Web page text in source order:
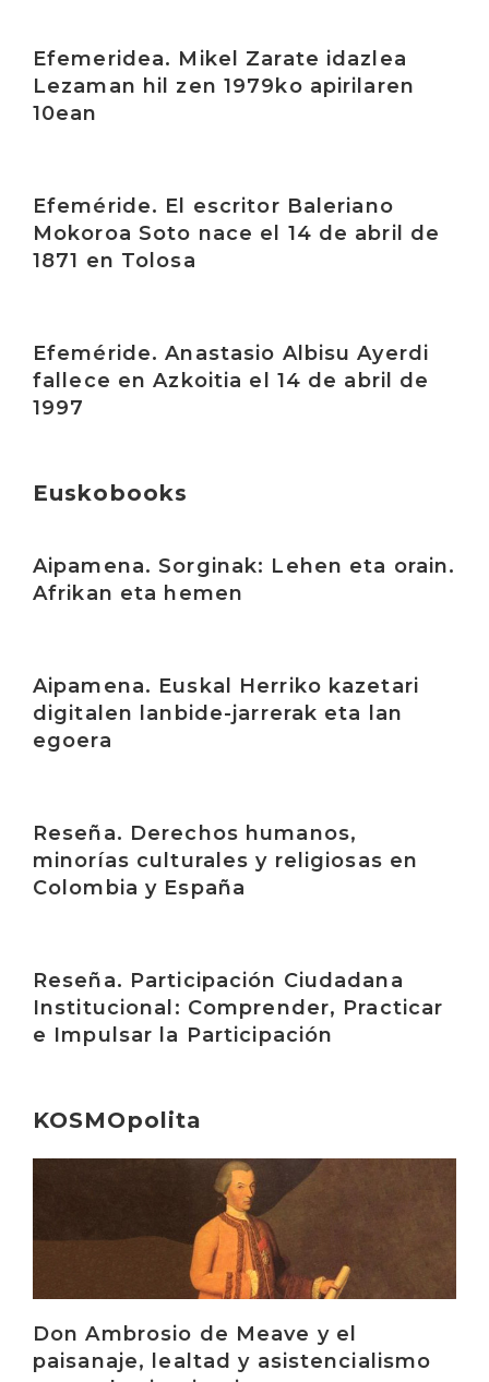
Efemeridea. Mikel Zarate idazlea
Lezaman hil zen 1979ko apirilaren
10ean
Efeméride. El escritor Baleriano
Mokoroa Soto nace el 14 de abril de
1871 en Tolosa
Efeméride. Anastasio Albisu Ayerdi
fallece en Azkoitia el 14 de abril de
1997
Euskobooks
Aipamena. Sorginak: Lehen eta orain.
Afrikan eta hemen
Aipamena. Euskal Herriko kazetari
digitalen lanbide-jarrerak eta lan
egoera
Reseña. Derechos humanos,
minorías culturales y religiosas en
Colombia y España
Reseña. Participación Ciudadana
Institucional: Comprender, Practicar
e Impulsar la Participación
KOSMOpolita
Don Ambrosio de Meave y el
paisanaje, lealtad y asistencialismo